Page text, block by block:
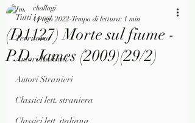
Tutti i post
Territorio
Autori Italiani
Autori Stranieri
Classici lett. straniera
Classici lett. italiana
(D1127) Morte sul fiume -
P.D. James (2009)(29/2)
challagi
14 ago 2022 Tempo di lettura: 1 min